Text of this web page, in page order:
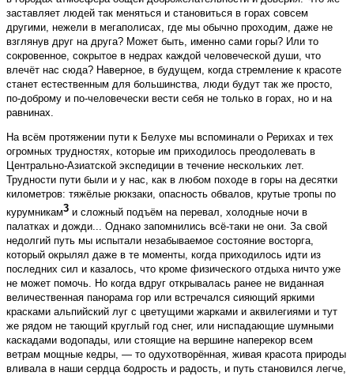
заставляет людей так меняться и становиться в горах совсем
другими, нежели в мегаполисах, где мы обычно проходим, даже не
взглянув друг на друга? Может быть, именно сами горы? Или то
сокровенное, сокрытое в недрах каждой человеческой души, что
влечёт нас сюда? Наверное, в будущем, когда стремление к красоте
станет естественным для большинства, люди будут так же просто,
по-доброму и по-человечески вести себя не только в горах, но и на
равнинах.
На всём протяжении пути к Белухе мы вспоминали о Рерихах и тех
огромных трудностях, которые им приходилось преодолевать в
Центрально-Азиатской экспедиции в течение нескольких лет.
Трудности пути были и у нас, как в любом походе в горы на десятки
километров: тяжёлые рюкзаки, опасность обвалов, крутые тропы по
курумникам3 и сложный подъём на перевал, холодные ночи в
палатках и дожди... Однако запомнились всё-таки не они. За свой
недолгий путь мы испытали незабываемое состояние восторга,
который окрылял даже в те моменты, когда приходилось идти из
последних сил и казалось, что кроме физического отдыха ничто уже
не может помочь. Но когда вдруг открывалась ранее не виданная
величественная панорама гор или встречался сияющий яркими
красками альпийский луг с цветущими жарками и аквилегиями и тут
же рядом не тающий круглый год снег, или ниспадающие шумными
каскадами водопады, или стоящие на вершине наперекор всем
ветрам мощные кедры, — то одухотворённая, живая красота природы
вливала в наши сердца бодрость и радость, и путь становился легче,